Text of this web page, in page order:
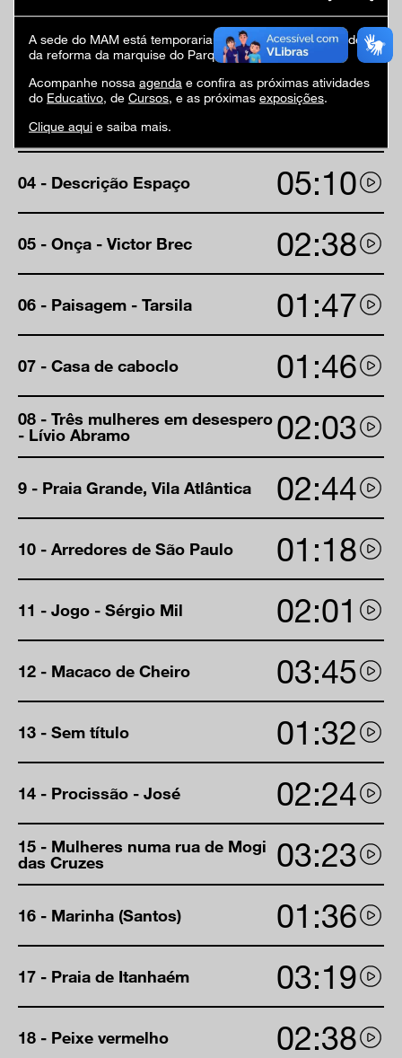
02 - Texto institucional 02:16
03 - Texto curatorial
04 - Descrição Espaço 05:10
05 - Onça - Victor Brec 02:38
06 - Paisagem - Tarsila 01:47
07 - Casa de caboclo 01:46
08 - Três mulheres em desespero
- Lívio Abramo
02:03
9 - Praia Grande, Vila Atlântica 02:44
10 - Arredores de São Paulo 01:18
11 - Jogo - Sérgio Mil 02:01
12 - Macaco de Cheiro 03:45
13 - Sem título 01:32
14 - Procissão - José 02:24
15 - Mulheres numa rua de Mogi
das Cruzes
03:23
16 - Marinha (Santos) 01:36
17 - Praia de Itanhaém 03:19
18 - Peixe vermelho 02:38
A sede do MAM está temporariamente fechada em virtude
da reforma da marquise do Parque Ibirapuera.
Acompanhe nossa agenda e confira as próximas atividades
do Educativo, de Cursos, e as próximas exposições.
Clique aqui e saiba mais.